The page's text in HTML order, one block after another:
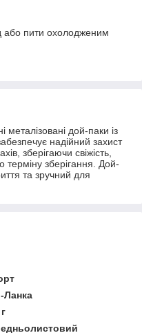
пити охолодженим
металізовані дой-паки із
надійний захист
зберігаючи свіжість,
терміну зберігання. Дой-
та зручний для
Ланка